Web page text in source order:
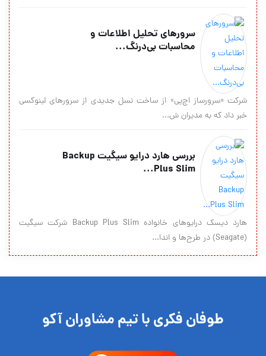
سرورهای تحلیل اطلاعات و
محاسبات بی‌درنگ...
شرکت «سرورساز اچ‌پی» از ساخت نسل جدیدی از سرورهای لینوکسی
خبر داد که به مدیران ش...
بررسی هارد درایو سیگیت Backup
Plus Slim...
هارد دیسک درایو‌های خانواده Backup Plus Slim شرکت سیگیت
(Seagate) در طرح‌ها و اندا...
طوفان فکری با تیم مشاوران آکو